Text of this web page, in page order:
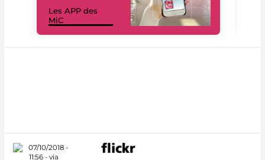
Les APP des
MiC